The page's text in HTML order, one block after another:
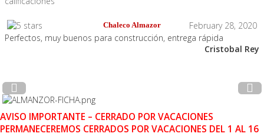
Chaleco Almazor
February 28, 2020
Perfectos, muy buenos para construcción, entrega rápida
Cristobal Rey
AVISO IMPORTANTE – CERRADO POR VACACIONES
PERMANECEREMOS CERRADOS POR VACACIONES DEL 1 AL 16